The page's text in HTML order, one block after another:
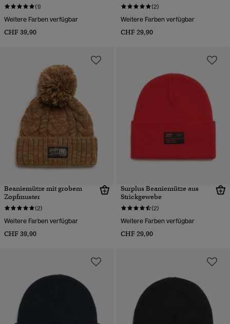
(1)
Weitere Farben verfügbar
CHF 39,90
(2)
Weitere Farben verfügbar
CHF 29,90
Beaniemütze mit grobem
Zopfmuster
(2)
Weitere Farben verfügbar
CHF 39,90
Surplus Beaniemütze aus
Strickgewebe
(2)
Weitere Farben verfügbar
CHF 29,90